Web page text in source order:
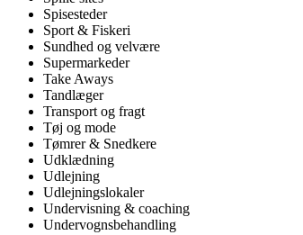
Spisesteder
Sport & Fiskeri
Sundhed og velvære
Supermarkeder
Take Aways
Tandlæger
Transport og fragt
Tøj og mode
Tømrer & Snedkere
Udklædning
Udlejning
Udlejningslokaler
Undervisning & coaching
Undervognsbehandling